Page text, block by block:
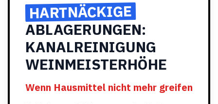
HARTNÄCKIGE
ABLAGERUNGEN:
KANALREINIGUNG
WEINMEISTERHÖHE
Wenn Hausmittel nicht mehr greifen